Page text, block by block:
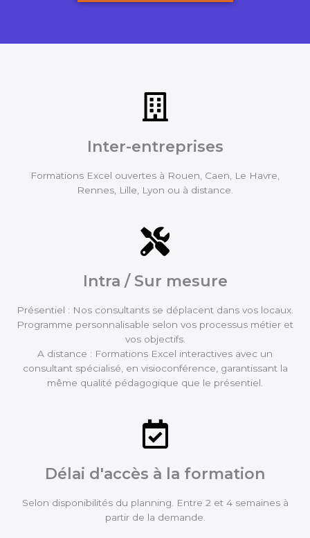
Inter-entreprises
Formations Excel ouvertes à Rouen, Caen, Le Havre,
Rennes, Lille, Lyon ou à distance.
Intra / Sur mesure
Présentiel : Nos consultants se déplacent dans vos locaux.
Programme personnalisable selon vos processus métier et
vos objectifs.
A distance : Formations Excel interactives avec un
consultant spécialisé, en visioconférence, garantissant la
même qualité pédagogique que le présentiel.
Délai d'accès à la formation
Selon disponibilités du planning. Entre 2 et 4 semaines à
partir de la demande.